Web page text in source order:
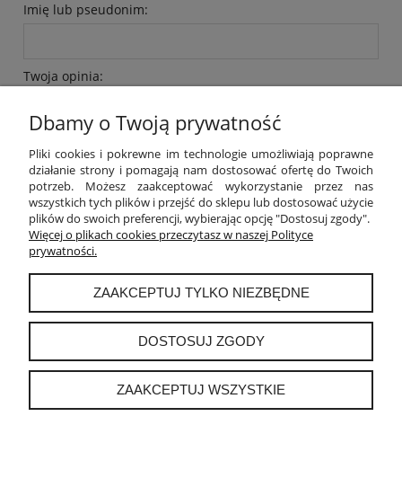
Imię lub pseudonim:
Twoja opinia:
WYŚLIJ
POMOC
MOJE KONTO
PŁATNOŚCI I DOSTAWA
Dbamy o Twoją prywatność
Pliki cookies i pokrewne im technologie umożliwiają poprawne
działanie strony i pomagają nam dostosować ofertę do Twoich
potrzeb. Możesz zaakceptować wykorzystanie przez nas
wszystkich tych plików i przejść do sklepu lub dostosować użycie
plików do swoich preferencji, wybierając opcję "Dostosuj zgody".
Więcej o plikach cookies przeczytasz w naszej Polityce
prywatności.
ZAAKCEPTUJ TYLKO NIEZBĘDNE
DOSTOSUJ ZGODY
ZAAKCEPTUJ WSZYSTKIE